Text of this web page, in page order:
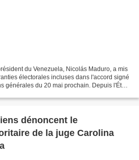
du Venezuela, Nicolás Maduro, a mis
électorales incluses dans l'accord signé
générales du 20 mai prochain. Depuis l'État
dénoncent le
de la juge Carolina